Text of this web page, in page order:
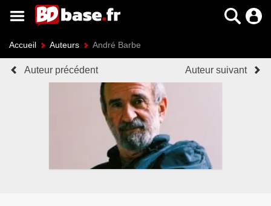
Accueil Auteurs André Barbe
Auteur précédent Auteur suivant